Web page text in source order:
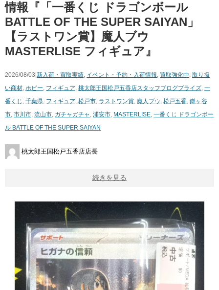
情報『「一番くじ ​ドラゴンボール ​
BATTLE ​OF ​THE ​SUPER ​SAIYAN」
【ラストワン賞】魔人ブウ
MASTERLISE フィギュア』
2026/08/03| 新入荷・買取実績, イベント・予約・入荷情報, 買取強化中, 取り扱
い商材, ホビー, フィギュア, 桃太郎王国松戸五香店スタッフブログプライズ, 一
番くじ , 千葉県, フィギュア, 松戸市, ラストワン賞, 魔人ブウ, 松戸五香, 鎌ヶ谷
市, 市川市, 流山市, ガチャガチャ , 浦安市, MASTERLISE, 一番くじ ​ドラゴンボー
ル ​BATTLE ​OF ​THE ​SUPER ​SAIYAN
桃太郎王国松戸五香店店長
続きを見る